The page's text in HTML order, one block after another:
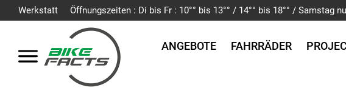
Werkstatt Öffnungszeiten : Di bis Fr : 10°° bis 13°° / 14°° bis 18°° / Samstag
ANGEBOTE FAHRRÄDER